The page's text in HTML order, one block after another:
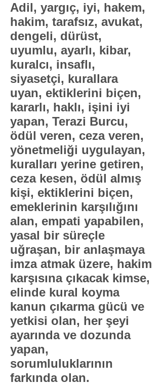
​Adil, yargıç, iyi, hakem,
hakim, tarafsız, avukat,
dengeli, dürüst,
uyumlu, ayarlı, kibar,
kuralcı, insaflı,
siyasetçi, kurallara
uyan, ektiklerini biçen,
kararlı, haklı, işini iyi
yapan, Terazi Burcu,
ödül veren, ceza veren,
yönetmeliği uygulayan,
kuralları yerine getiren,
ceza kesen, ödül almış
kişi, ektiklerini biçen,
emeklerinin karşılığını
alan, empati yapabilen,
yasal bir süreçle
uğraşan, bir anlaşmaya
imza atmak üzere, hakim
karşısına çıkacak kimse,
elinde kural koyma
kanun çıkarma gücü ve
yetkisi olan, her şeyi
ayarında ve dozunda
yapan,
sorumluluklarının
farkında olan.